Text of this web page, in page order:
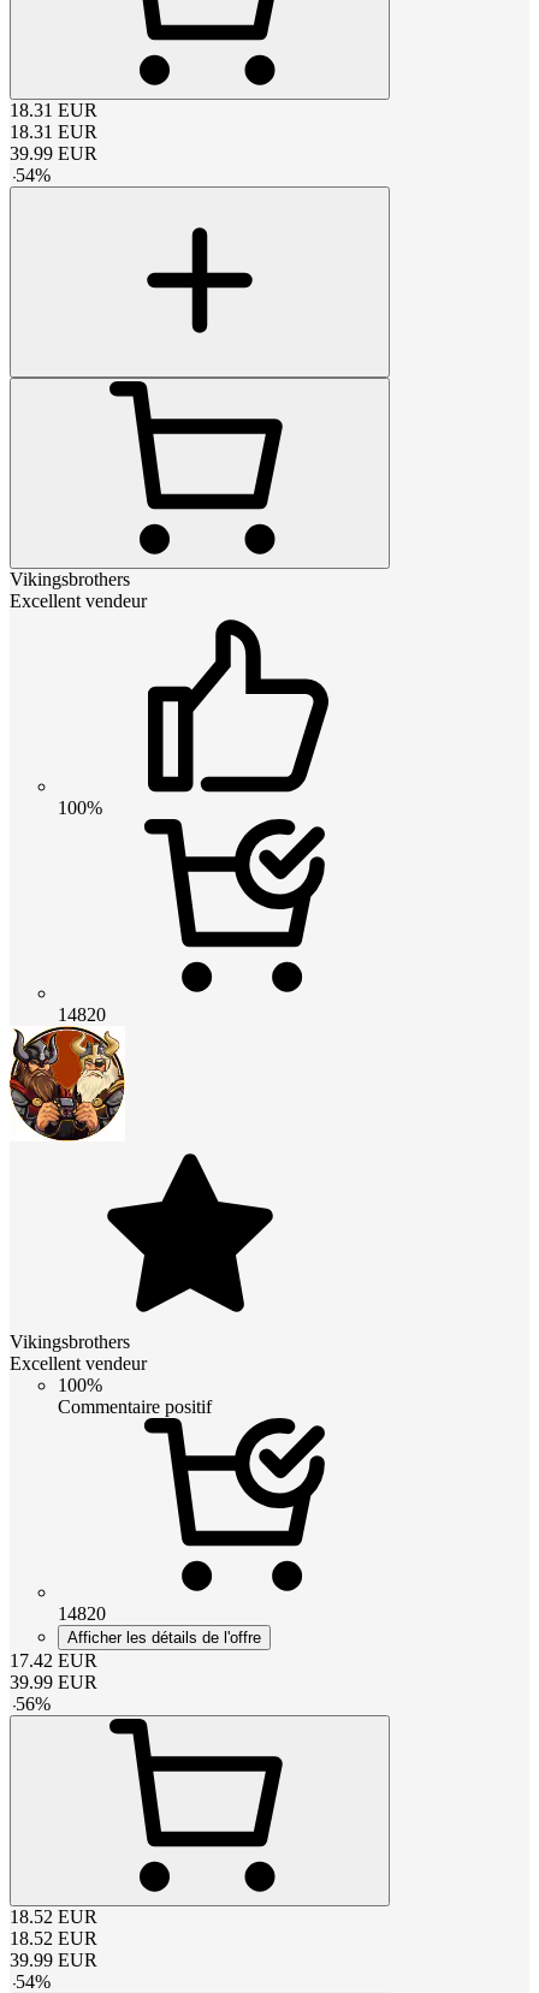
18.31 EUR
18.31 EUR
39.99 EUR
-54%
Vikingsbrothers
Excellent vendeur
100%
14820
Vikingsbrothers
Excellent vendeur
100%
Commentaire positif
14820
Afficher les détails de l'offre
17.42 EUR
39.99 EUR
-56%
18.52 EUR
18.52 EUR
39.99 EUR
-54%